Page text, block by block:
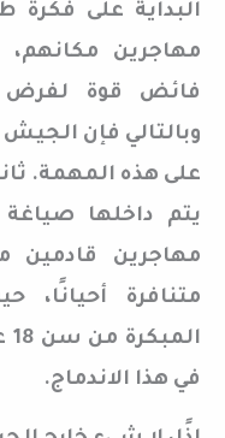
البداية على فكرة
مهاجرين مكانهم،
فائض قوة لفرض
وبالتالي فإن الجيش
على هذه المهمة.
يتم داخلها صياغة
مهاجرين قادمين
متنافرة أحيانًا،
في هذا الاندماج.